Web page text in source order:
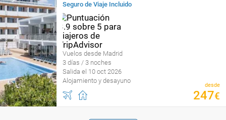
Seguro de Viaje Incluido
Vuelos desde Madrid
3 días / 3 noches
Salida el 10 oct 2026
Alojamiento y desayuno
desde
247€